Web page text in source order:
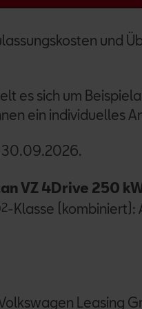
und
es sich um
ein individuelles
30.09.2026.
VZ 4Drive 250
2-Klasse (kombiniert):
Leasing